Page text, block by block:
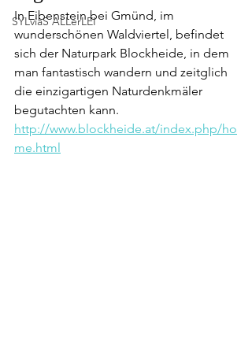
SYLviaS ALLerLEI
In Eibenstein bei Gmünd, im
wunderschönen Waldviertel, befindet
sich der Naturpark Blockheide, in dem
man fantastisch wandern und zeitglich
die einzigartigen Naturdenkmäler
begutachten kann.
http://www.blockheide.at/index.php/ho
me.html